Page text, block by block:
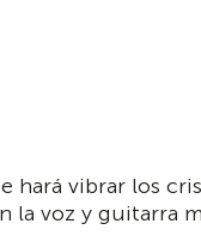
hará vibrar los
la voz y guitarra